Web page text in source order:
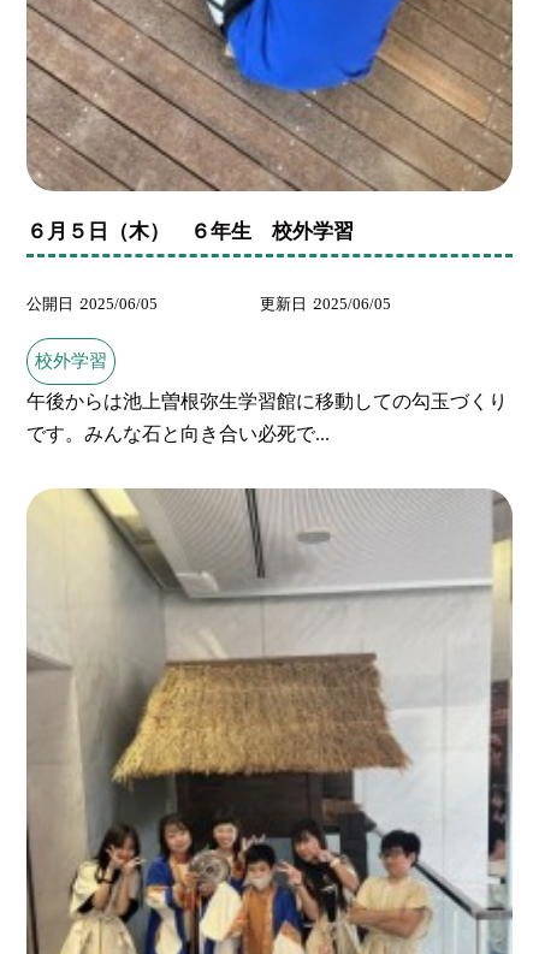
６月５日（木） ６年生 校外学習
公開日 2025/06/05 更新日 2025/06/05
校外学習
午後からは池上曽根弥生学習館に移動しての勾玉づくり
です。みんな石と向き合い必死で...